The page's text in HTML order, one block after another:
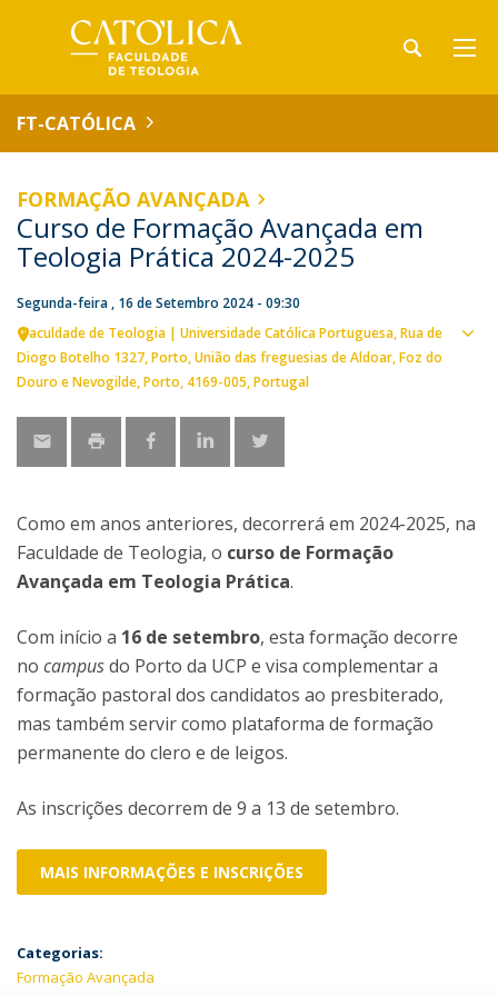
FT-CATÓLICA
FORMAÇÃO AVANÇADA
Curso de Formação Avançada em
Teologia Prática 2024-2025
Segunda-feira , 16 de Setembro 2024 - 09:30
Faculdade de Teologia | Universidade Católica Portuguesa Rua de
Diogo Botelho 1327 Porto União das freguesias de Aldoar, Foz do
Douro e Nevogilde, Porto 4169-005 Portugal
Como em anos anteriores, decorrerá em 2024-2025, na
Faculdade de Teologia, o curso de Formação
Avançada em Teologia Prática.
Com início a 16 de setembro, esta formação decorre
no campusdo Porto da UCP e visa complementar a
formação pastoral dos candidatos ao presbiterado,
mas também servir como plataforma de formação
permanente do clero e de leigos.
As inscrições decorrem de 9 a 13 de setembro.
MAIS INFORMAÇÕES E INSCRIÇÕES
Categorias:
Formação Avançada